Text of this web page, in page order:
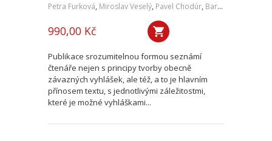
Petra Furková, Miroslav Veselý, Pavel Chodúr, Barbora Štěpánová
990,00 Kč
Publikace srozumitelnou formou seznámí
čtenáře nejen s principy tvorby obecně
závazných vyhlášek, ale též, a to je hlavním
přínosem textu, s jednotlivými záležitostmi,
které je možné vyhláškami...